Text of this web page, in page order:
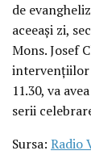
de
aceeaşi zi,
Mons. Josef
intervenţiilor
11.30, va
serii
Sursa: Radio